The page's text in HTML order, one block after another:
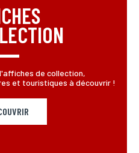
de collection,
et touristiques à découvrir !